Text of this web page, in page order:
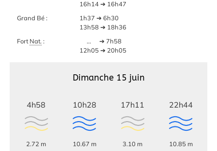
16h14 ➔ 16h47
Grand Bé :
1h37 ➔ 6h30
13h58 ➔ 18h36
Fort Nat. : ...
➔ 7h58
12h05 ➔ 20h05
Dimanche 15 juin
4h58
2.72 m
10h28
10.67 m
17h11
3.10 m
22h44
10.85 m